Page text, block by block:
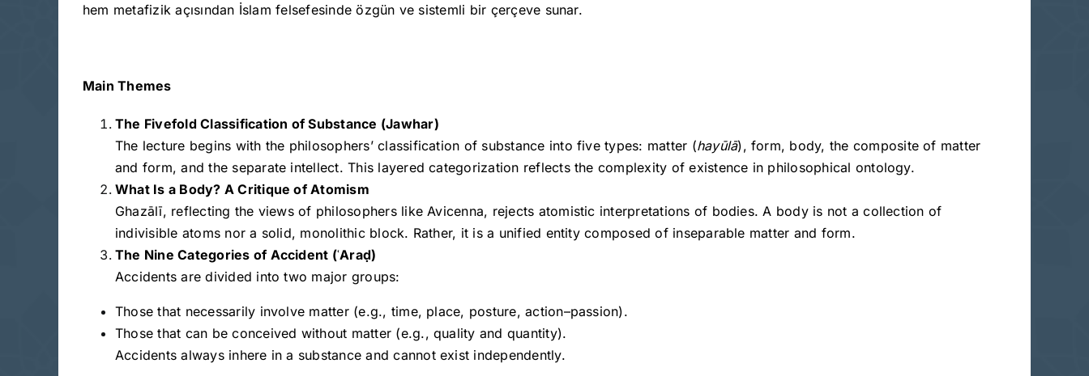
hem metafizik açısından İslam felsefesinde özgün ve sistemli bir çerçeve sunar.
Main Themes
The Fivefold Classification of Substance (Jawhar)
The lecture begins with the philosophers’ classification of substance into five types: matter (hayūlā), form, body, the composite of matter
and form, and the separate intellect. This layered categorization reflects the complexity of existence in philosophical ontology.
What Is a Body? A Critique of Atomism
Ghazālī, reflecting the views of philosophers like Avicenna, rejects atomistic interpretations of bodies. A body is not a collection of
indivisible atoms nor a solid, monolithic block. Rather, it is a unified entity composed of inseparable matter and form.
The Nine Categories of Accident (ʿAraḍ)
Accidents are divided into two major groups:
Those that necessarily involve matter (e.g., time, place, posture, action–passion).
Those that can be conceived without matter (e.g., quality and quantity).
Accidents always inhere in a substance and cannot exist independently.